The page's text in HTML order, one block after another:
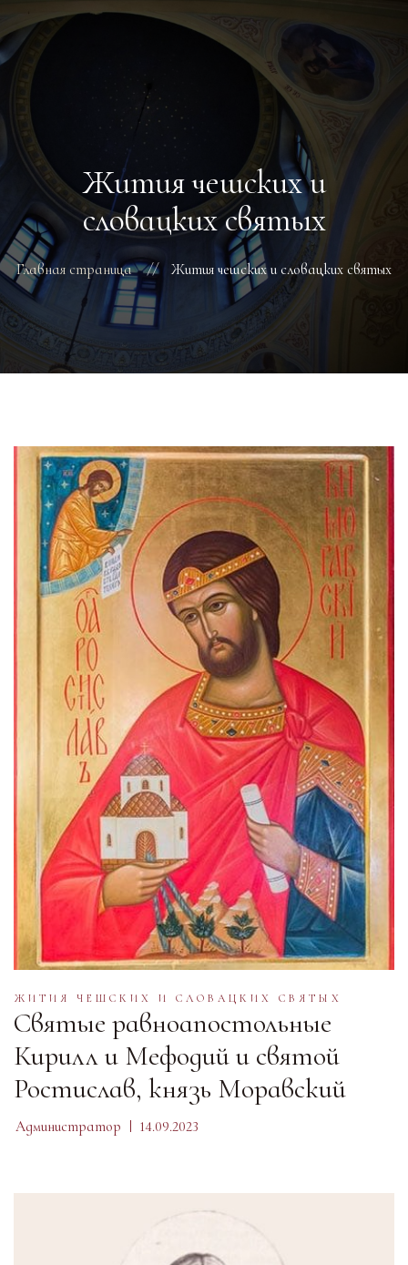
РАСПИСАНИЕ БОГОСЛУЖЕНИЙ
ТРЕБЫ
О ПОДВОРЬЕ
НОВОСТИ
ОБЪЯВЛЕНИЯ
ГАЛЕРЕЯ
КОНТАКТЫ
Жития чешских и
словацких святых
Главная страница Жития чешских и словацких святых
ЖИТИЯ ЧЕШСКИХ И СЛОВАЦКИХ СВЯТЫХ
Святые равноапостольные
Кирилл и Мефодий и святой
Ростислав, князь Моравский
Администратор 14.09.2023